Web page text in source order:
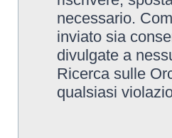
necessario.
inviato sia
divulgate a
Ricerca sulle
qualsiasi